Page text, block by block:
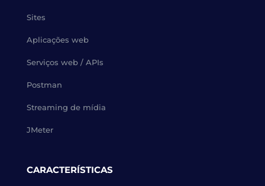
Sites
Aplicações web
Serviços web / APIs
Postman
Streaming de mídia
JMeter
CARACTERÍSTICAS